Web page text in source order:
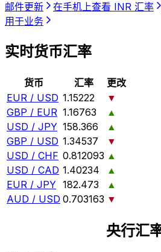
邮件更新
在手机上查看 INR 汇率
用于业务
实时货币汇率
货币 汇率
更改
EUR / USD 1.15222
▼
GBP / EUR 1.16763
▲
USD / JPY 158.366
▲
GBP / USD 1.34537
▼
USD / CHF 0.812093 ▲
USD / CAD 1.40234
▲
EUR / JPY 182.473
▲
AUD / USD 0.703163 ▼
央行汇